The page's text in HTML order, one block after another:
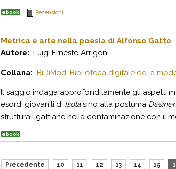
ebook Recensioni
Metrica e arte nella poesia di Alfonso Gatto
Autore: Luigi Ernesto Arrigoni
Collana: BiDiMod. Biblioteca digitale della
Il saggio indaga approfonditamente gli aspetti
esordi giovanili di Isolasino alla postuma
strutturali gattiane nella contaminazione con il
ebook
Precedente 10 11 12 13 14 15